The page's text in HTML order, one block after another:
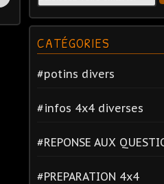
CATÉGORIES
#potins divers
#infos 4x4 diverses
#REPONSE AUX
#PREPARATION 4x4